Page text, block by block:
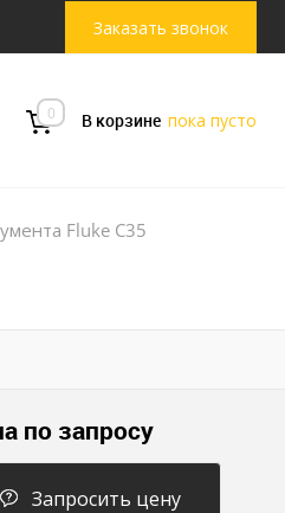
Заказать звонок
0 В корзине пока пусто
Fluke C35
по запросу
Запросить цену